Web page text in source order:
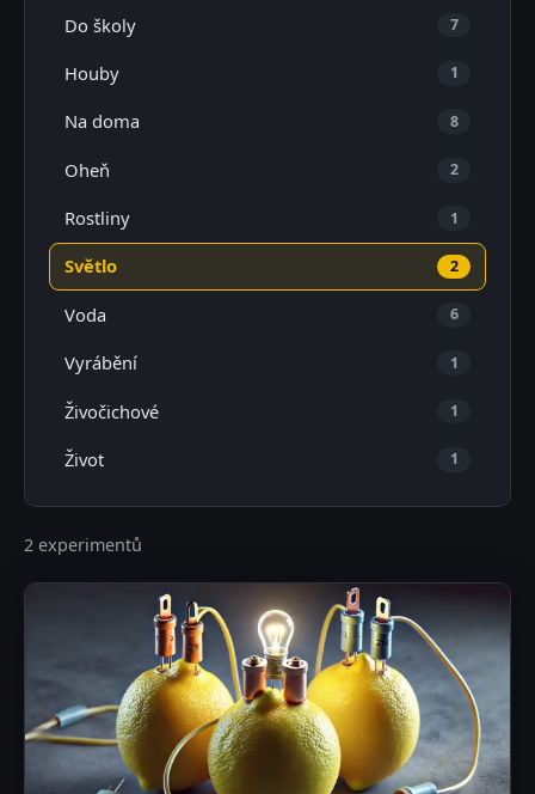
Do školy 7
Houby 1
Na doma 8
Oheň 2
Rostliny 1
Světlo 2
Voda 6
Vyrábění 1
Živočichové 1
Život 1
2 experimentů